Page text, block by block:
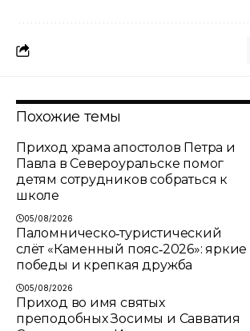
Похожие темы
Приход храма апостолов Петра и
Павла в Североуральске помог
детям сотрудников собраться к
школе
05/08/2026
Паломническо‑туристический
слёт «Каменный пояс‑2026»: яркие
победы и крепкая дружба
05/08/2026
Приход во имя святых
преподобных Зосимы и Савватия